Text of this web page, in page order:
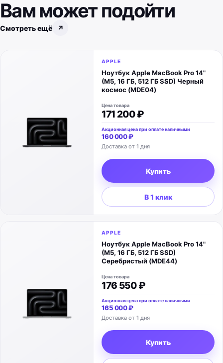
Вам может подойти
Смотреть ещё ↗
APPLE
Ноутбук Apple MacBook Pro 14"
(M5, 16 ГБ, 512 ГБ SSD) Черный
космос (MDE04)
Цена товара
171 200 ₽
Акционная цена при оплате наличными
160 000 ₽
Доставка от 1 дня
Купить
В 1 клик
APPLE
Ноутбук Apple MacBook Pro 14"
(M5, 16 ГБ, 512 ГБ SSD)
Серебристый (MDE44)
Цена товара
176 550 ₽
Акционная цена при оплате наличными
165 000 ₽
Доставка от 1 дня
Купить